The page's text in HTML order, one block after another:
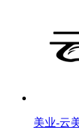
美业-云